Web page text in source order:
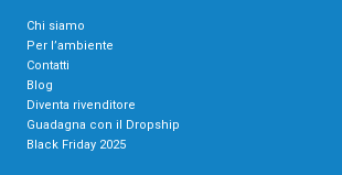
Chi siamo
Per l’ambiente
Contatti
Blog
Diventa rivenditore
Guadagna con il Dropship
Black Friday 2025